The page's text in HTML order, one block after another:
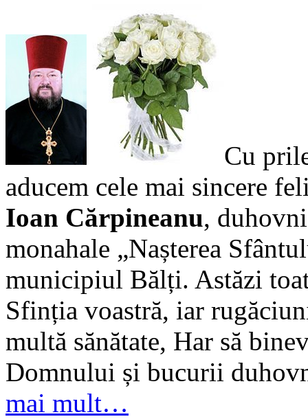
Cu
aducem cele mai sincere
Ioan Cărpineanu,
monahale „Nașterea
municipiul Bălți. Astăzi
Sfinția voastră, iar
multă sănătate, Har să
Domnului și bucurii
mai mult…